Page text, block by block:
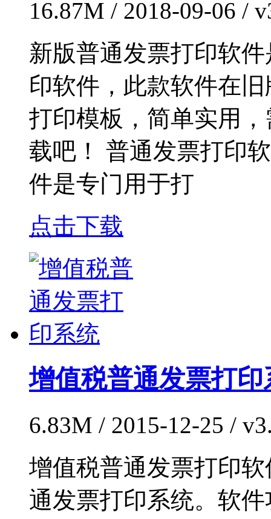
16.87M / 2018-09-06 /
新版普通发票打印软
印软件，此款软件在
打印模板，简单实用
载吧！ 普通发票打印
件是专门用于打
点击下载
增值税普通发票打印
6.83M / 2015-12-25 /
增值税普通发票打印
通发票打印系统。软